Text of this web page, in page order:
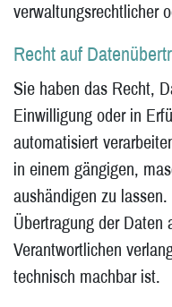
verwaltungsrechtlicher
Recht auf
Sie haben das Recht,
Einwilligung oder in
automatisiert
in einem gängigen,
aushändigen zu
Übertragung der Daten
Verantwortlichen
technisch machbar ist.